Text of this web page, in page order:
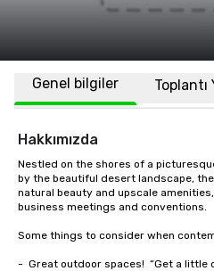
Genel bilgiler Toplantı
Hakkımızda
Nestled on the shores of a
by the beautiful desert landscape,
natural beauty and upscale
business meetings and conventions.
Some things to consider when
-	Great outdoor spaces!  “Get a little out there?” is the Nevada